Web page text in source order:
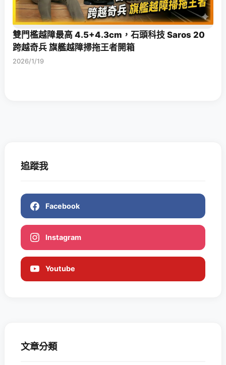
雙門檻越障最高 4.5+4.3cm，石頭科技 Saros 20
跨越奇兵 旗艦越障掃拖王者開箱
2026/1/19
追蹤我
Facebook
Instagram
Youtube
文章分類